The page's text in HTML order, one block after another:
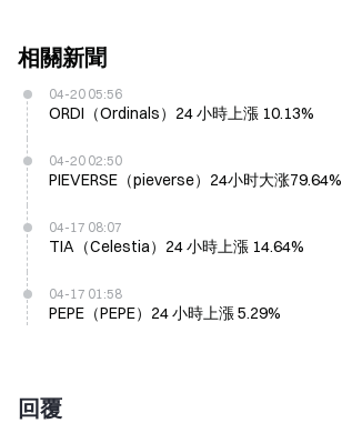
相關新聞
04-20 05:56
ORDI（Ordinals）24 小時上漲 10.13%
04-20 02:50
PIEVERSE（pieverse）24小时大涨79.64%
04-17 08:07
TIA（Celestia）24 小時上漲 14.64%
04-17 01:58
PEPE（PEPE）24 小時上漲 5.29%
回覆